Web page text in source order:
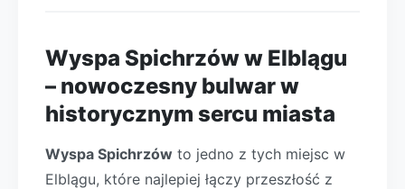
Wyspa Spichrzów w Elblągu
– nowoczesny bulwar w
historycznym sercu miasta
Wyspa Spichrzów to jedno z tych miejsc w
Elblągu, które najlepiej łączy przeszłość z